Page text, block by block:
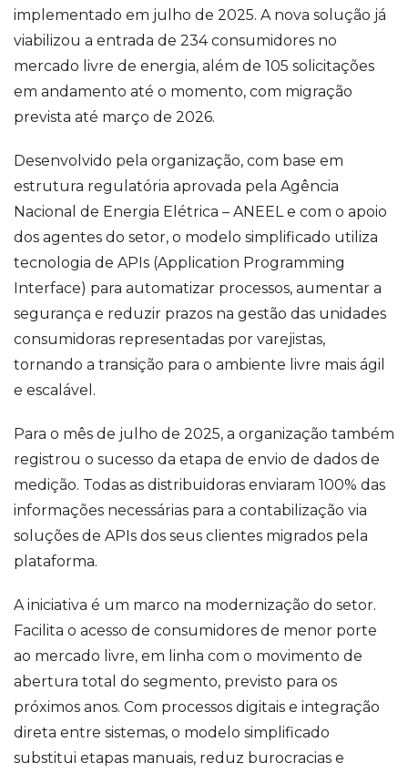
implementado em julho de 2025. A nova solução já
viabilizou a entrada de 234 consumidores no
mercado livre de energia, além de 105 solicitações
em andamento até o momento, com migração
prevista até março de 2026.
Desenvolvido pela organização, com base em
estrutura regulatória aprovada pela Agência
Nacional de Energia Elétrica – ANEEL e com o apoio
dos agentes do setor, o modelo simplificado utiliza
tecnologia de APIs (Application Programming
Interface) para automatizar processos, aumentar a
segurança e reduzir prazos na gestão das unidades
consumidoras representadas por varejistas,
tornando a transição para o ambiente livre mais ágil
e escalável.
Para o mês de julho de 2025, a organização também
registrou o sucesso da etapa de envio de dados de
medição. Todas as distribuidoras enviaram 100% das
informações necessárias para a contabilização via
soluções de APIs dos seus clientes migrados pela
plataforma.
A iniciativa é um marco na modernização do setor.
Facilita o acesso de consumidores de menor porte
ao mercado livre, em linha com o movimento de
abertura total do segmento, previsto para os
próximos anos. Com processos digitais e integração
direta entre sistemas, o modelo simplificado
substitui etapas manuais, reduz burocracias e